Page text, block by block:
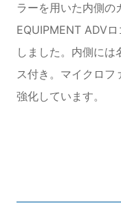
ラーを用いた内側の
EQUIPMENT ADV
しました。内側に
ス付き。マイクロフ
強化しています。